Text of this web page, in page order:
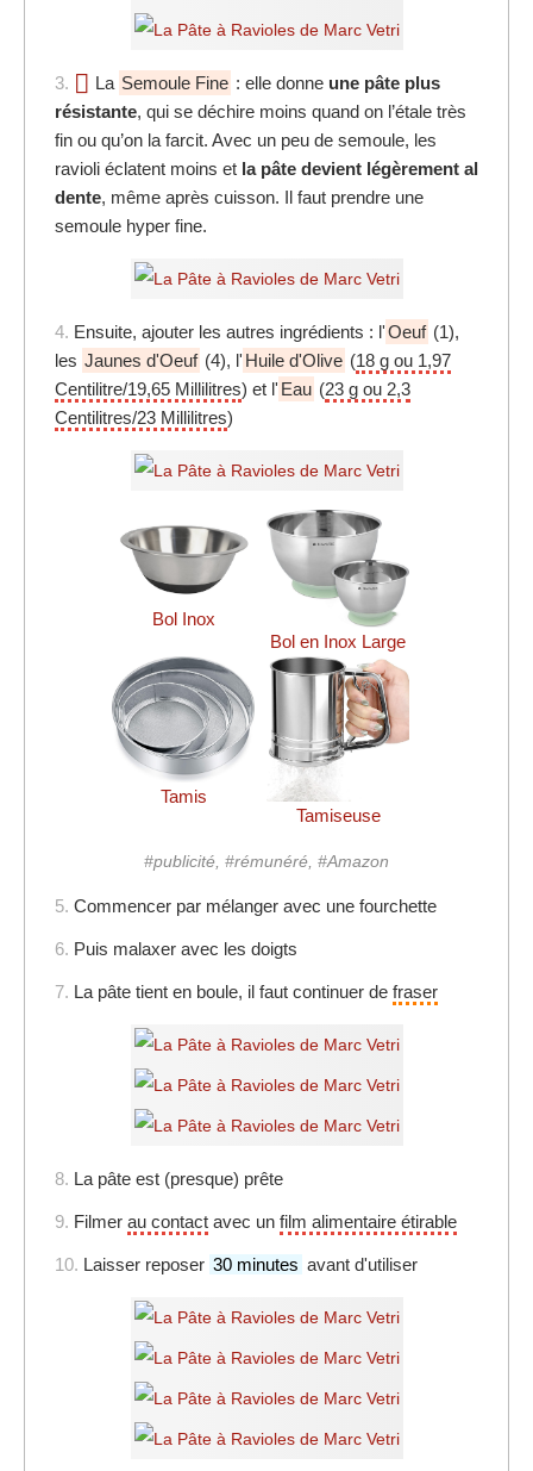
3. La Semoule Fine : elle donne une pâte plus
résistante, qui se déchire moins quand on l’étale très
fin ou qu’on la farcit. Avec un peu de semoule, les
ravioli éclatent moins et la pâte devient légèrement al
dente, même après cuisson. Il faut prendre une
semoule hyper fine.
4. Ensuite, ajouter les autres ingrédients : l'Oeuf (1),
les Jaunes d'Oeuf (4), l' Huile d'Olive (18 g ou 1,97
Centilitre/19,65 Millilitres) et l' Eau (23 g ou 2,3
Centilitres/23 Millilitres)
Bol Inox
Bol en Inox Large
Tamis
Tamiseuse
#publicité, #rémunéré, #Amazon
5. Commencer par mélanger avec une fourchette
6. Puis malaxer avec les doigts
7. La pâte tient en boule, il faut continuer de fraser
8. La pâte est (presque) prête
9. Filmer au contact avec un film alimentaire étirable
10. Laisser reposer 30 minutes avant d'utiliser